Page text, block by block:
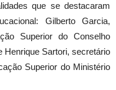
que se destacaram
Gilberto Garcia,
Superior do Conselho
Henrique Sartori, secretário
Superior do Ministério